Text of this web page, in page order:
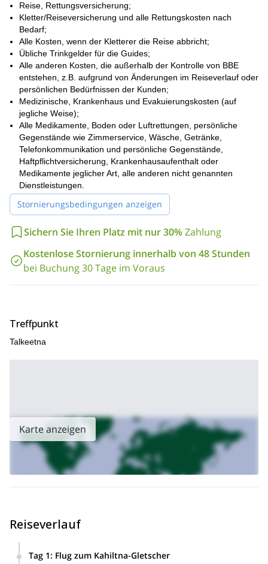
Sind Sie bereit für einen aufregenden Aufstieg auf einen
herausfordernden und schönen Berg? Dannbuchen Sie jetzt
Ihren Platz und schließen Sie sich uns an
Denali-Besteigungsprogramm!
Wir bieten auch einen kurzen 3-tägigen Aufstieg auf den
schönen Mount Baker in Washington
Reise, Rettungsversicherung;
Kletter/Reiseversicherung und alle Rettungskosten nach
Bedarf;
Alle Kosten, wenn der Kletterer die Reise abbricht;
Übliche Trinkgelder für die Guides;
Alle anderen Kosten, die außerhalb der Kontrolle von BBE
entstehen, z.B. aufgrund von Änderungen im Reiseverlauf oder
persönlichen Bedürfnissen der Kunden;
Medizinische, Krankenhaus und Evakuierungskosten (auf
jegliche Weise);
Alle Medikamente, Boden oder Luftrettungen, persönliche
Gegenstände wie Zimmerservice, Wäsche, Getränke,
Telefonkommunikation und persönliche Gegenstände,
Haftpflichtversicherung, Krankenhausaufenthalt oder
Medikamente jeglicher Art, alle anderen nicht genannten
Dienstleistungen.
Stornierungsbedingungen anzeigen
Sichern Sie Ihren Platz mit nur 30%Zahlung
Kostenlose Stornierung innerhalb von 48 Stunden
bei Buchung 30 Tage im Voraus
Treffpunkt
Talkeetna
Karte anzeigen
Reiseverlauf
Tag 1: Flug zum Kahiltna-Gletscher